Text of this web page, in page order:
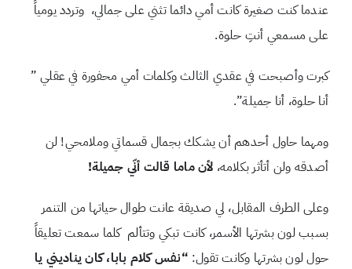
عندما كنت صغيرة كانت أمي دائما تثني على جمالي، وتردد يومياً
على مسمعي أنتِ حلوة.
كبرت وأصبحت في عقدي الثالث وكلمات أمي محفورة في عقلي ”
أنا حلوة، أنا جميلة”.
ومهما حاول أحدهم أن يشكك بجمال قسماتي وملامحي! لن
أصدقه ولن أتأثر بكلامه، لأن ماما قالت أنّي جميلة!
وعلى الطرف المقابل، لي صديقة عانت طوال حياتها من التنمر
بسبب لون بشرتها الأسمر،كانت تبكي وتتألم كلما سمعت تعليقاً
حول لون بشرتها وكانت تقول: “نفس كلام بابا، كان يناديني يا